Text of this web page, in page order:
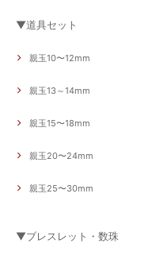
▼道具セット
親玉10〜12mm
親玉13～14mm
親玉15〜18mm
親玉20〜24mm
親玉25〜30mm
▼ブレスレット・数珠